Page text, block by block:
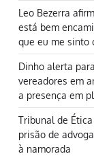
Leo Bezerra
está bem
que eu me sinto
Dinho alerta
vereadores em
a presença em
Tribunal de
prisão de
à namorada